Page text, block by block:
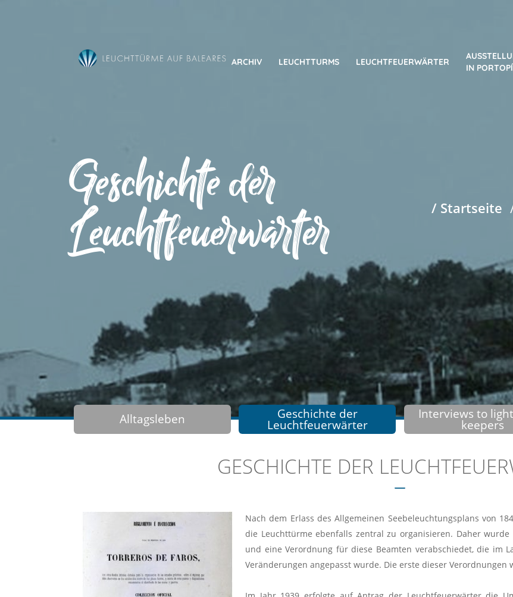
ARCHIV LEUCHTTURMS LEUCHTFEUERWÄRTER
IN PORTOPÍ
Geschichte der
Leuchtfeuerwärter / Startseite
Alltagsleben Geschichte der
Leuchtfeuerwärter
Interviews to
keepers
GESCHICHTE DER
Nach dem Erlass des Allgemeinen Seebeleuchtungsplans von
die Leuchttürme ebenfalls zentral zu organisieren. Daher
und eine Verordnung für diese Beamten verabschiedet, die im
Veränderungen angepasst wurde. Die erste dieser Verordnungen